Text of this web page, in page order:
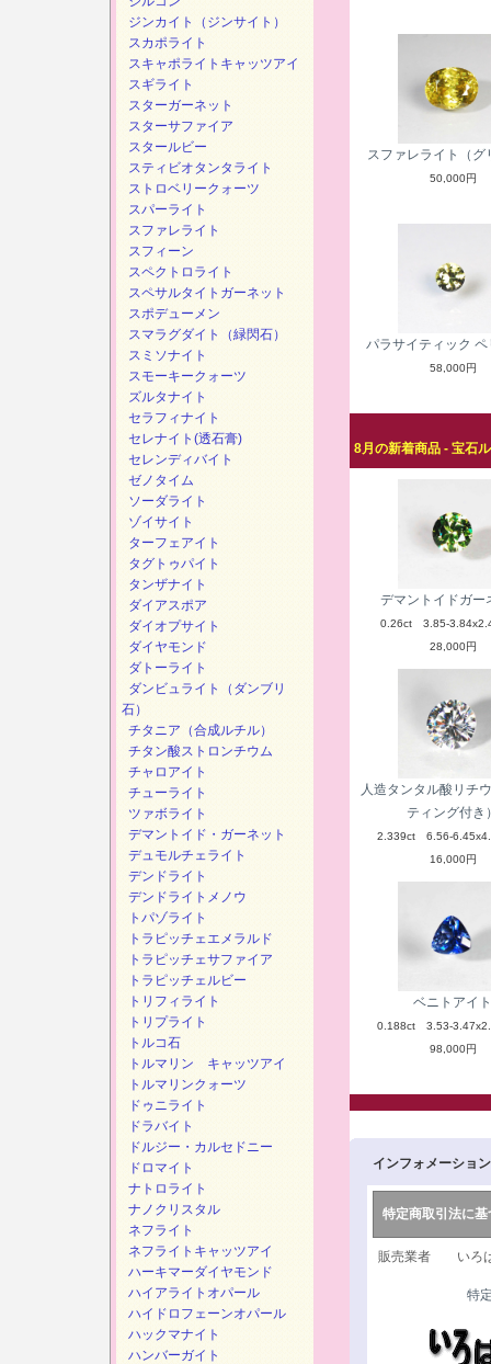
スファレライト（グ
50,000円
パラサイティック ペ
58,000円
8月の新着商品 - 宝石
デマントイドガー
0.26ct 3.85-
28,000円
人造タンタル酸リチ
ティング付き
2.339ct 6.56-
16,000円
ベニトアイト
0.188ct 3.53-
98,000円
インフォメーション
特定商取引法に基
販売業者 いろ
特
ジンカイト（ジンサイト）
スカポライト
スキャポライトキャッツアイ
スギライト
スターガーネット
スターサファイア
スタールビー
スティビオタンタライト
ストロベリークォーツ
スパーライト
スファレライト
スフィーン
スペクトロライト
スペサルタイトガーネット
スポデューメン
スマラグダイト（緑閃石）
スミソナイト
スモーキークォーツ
ズルタナイト
セラフィナイト
セレナイト(透石膏)
セレンディバイト
ゼノタイム
ソーダライト
ゾイサイト
ターフェアイト
タグトゥパイト
タンザナイト
ダイアスポア
ダイオプサイト
ダイヤモンド
ダトーライト
ダンビュライト（ダンブリ
石）
チタニア（合成ルチル）
チタン酸ストロンチウム
チャロアイト
チューライト
ツァボライト
デマントイド・ガーネット
デュモルチェライト
デンドライト
デンドライトメノウ
トパゾライト
トラピッチェエメラルド
トラピッチェサファイア
トラピッチェルビー
トリフィライト
トリプライト
トルコ石
トルマリン キャッツアイ
トルマリンクォーツ
ドゥニライト
ドラバイト
ドルジー・カルセドニー
ドロマイト
ナトロライト
ナノクリスタル
ネフライト
ネフライトキャッツアイ
ハーキマーダイヤモンド
ハイアライトオパール
ハイドロフェーンオパール
ハックマナイト
ハンバーガイト